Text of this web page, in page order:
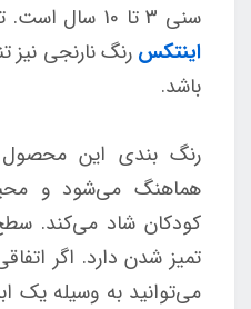
سنی 3 تا 10 سال است. تشک بادی کودک
اینتکس رنگ نارنجی
باشد.
رنگ بندی این محصول
هماهنگ می‌شود و
کودکان شاد می‌کند. سطح
تمیز شدن دارد. اگر
می‌توانید به وسیله یک